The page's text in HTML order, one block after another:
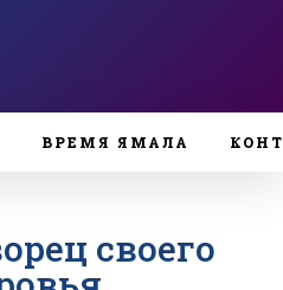
ВРЕМЯ ЯМАЛА
своего